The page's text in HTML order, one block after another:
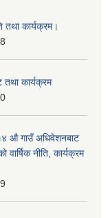
तथा कार्यक्रम।
कार्यक्रम
औ गाउँ अधिवेशनबाट
नीति, कार्यक्रम